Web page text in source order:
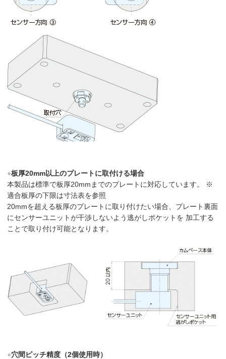
●板厚20mm以上のプレートに取付ける場合
本製品は標準で板厚20mmまでのプレートに対応しています。 ※
適合板厚の下限は寸法表を参照
20mmを超える板厚のプレートに取り付けたい場合、プレート裏面
にセンサーユニットが干渉しないよう逃がしポケットを 加工する
ことで取り付け可能となります。
●穴間ピッチ精度（2個使用時）